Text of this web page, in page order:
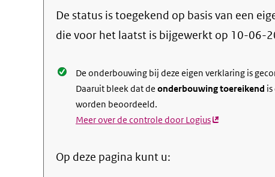
De status is toegekend op basis van een
die voor het laatst is bijgewerkt op 10-06-
De onderbouwing bij deze eigen verklaring is
Daaruit bleek dat de onderbouwing toereikend
worden beoordeeld.
Meer over de controle door Logius(externe
Op deze pagina kunt u: